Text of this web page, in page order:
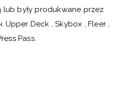
lub były produkwane przez
Deck , Skybox , Fleer ,
Pass.